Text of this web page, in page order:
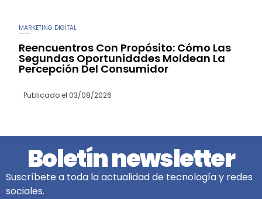
MARKETING DIGITAL
Reencuentros Con Propósito: Cómo Las
Segundas Oportunidades Moldean La
Percepción Del Consumidor
Publicado el 03/08/2026
Boletín newsletter
Suscríbete a toda la actualidad de tecnología y redes
sociales.